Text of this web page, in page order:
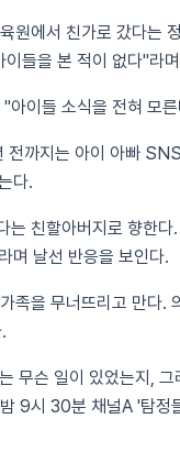
원에서 친가로 갔다는
들을 본 적이 없다"라
아이들 소식을 전혀 모
까지는 아이 아빠
다.
는 친할아버지로 향한
며 날선 반응을 보인다.
족을 무너뜨리고 만다.
무슨 일이 있었는지,
9시 30분 채널A '탐정